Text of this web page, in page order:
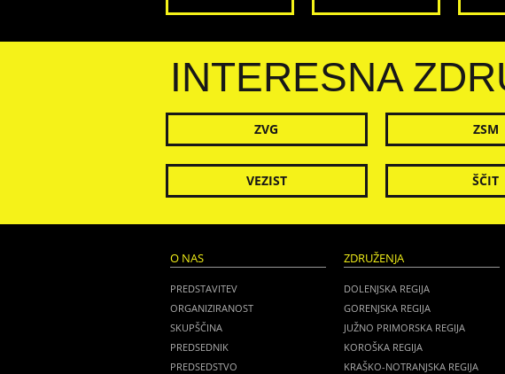
INTERESNA
ZVG ZSM
VEZIST ŠČIT
O NAS
PREDSTAVITEV
ORGANIZIRANOST
SKUPŠČINA
PREDSEDNIK
PREDSEDSTVO
ZDRUŽENJA
DOLENJSKA REGIJA
GORENJSKA REGIJA
JUŽNO PRIMORSKA REGIJA
KOROŠKA REGIJA
KRAŠKO-NOTRANJSKA REGIJA